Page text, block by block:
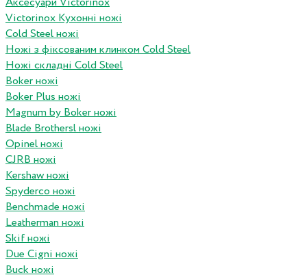
Victorinox Кухонні ножі
Cold Steel ножі
Ножі з фіксованим клинком Cold Steel
Ножі складні Cold Steel
Boker ножі
Boker Plus ножі
Magnum by Boker ножі
Blade Brothersl ножі
Opinel ножі
CJRB ножі
Kershaw ножі
Spyderco ножі
Benchmade ножі
Leatherman ножі
Skif ножі
Due Cigni ножі
Buck ножі